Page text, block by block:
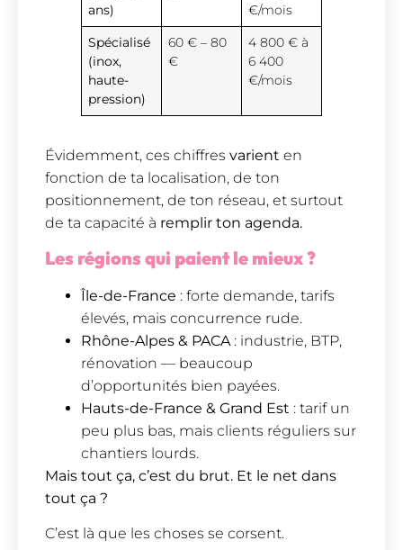
ans)
€/mois
Spécialisé
(inox,
haute-
pression)
60 € – 80
€
4 800 € à
6 400
€/mois
Évidemment, ces chiffres varient en
fonction de ta localisation, de ton
positionnement, de ton réseau, et surtout
de ta capacité à remplir ton agenda.
Les régions qui paient le mieux ?
Île-de-France : forte demande, tarifs
élevés, mais concurrence rude.
Rhône-Alpes & PACA: industrie, BTP,
rénovation — beaucoup
d’opportunités bien payées.
Hauts-de-France & Grand Est : tarif un
peu plus bas, mais clients réguliers sur
chantiers lourds.
Mais tout ça, c’est du brut. Et le net dans
tout ça ?
C’est là que les choses se corsent.